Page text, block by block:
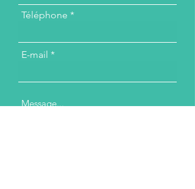
Téléphone
E-mail
Message...